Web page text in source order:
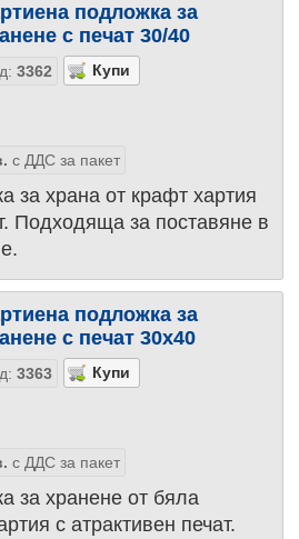
подложка за
с печат 30/40
3362
с ДДС за пакет
за храна от крафт хартия
Подходяща за поставяне в
подложка за
с печат 30х40
3363
с ДДС за пакет
за хранене от бяла
с атрактивен печат.